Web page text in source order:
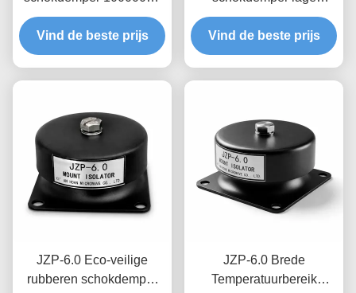
cyclusvermoeidheid
geteste drop-in retrofit-
demper voor oudere
Vind de beste prijs
compressieset
permanente elasticiteit
geoptimaliseerde
Vind de beste prijs
JZP-6.0 Eco-veilige
rubberen schokdemper
JZP-6.0 Brede
Temperatuurbereik